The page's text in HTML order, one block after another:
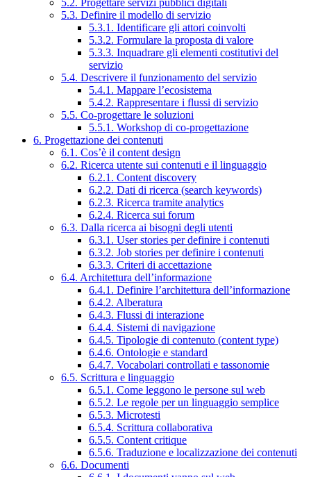
5.2. Progettare servizi pubblici digitali
5.3. Definire il modello di servizio
5.3.1. Identificare gli attori coinvolti
5.3.2. Formulare la proposta di valore
5.3.3. Inquadrare gli elementi costitutivi del
servizio
5.4. Descrivere il funzionamento del servizio
5.4.1. Mappare l’ecosistema
5.4.2. Rappresentare i flussi di servizio
5.5. Co-progettare le soluzioni
5.5.1. Workshop di co-progettazione
6. Progettazione dei contenuti
6.1. Cos’è il content design
6.2. Ricerca utente sui contenuti e il linguaggio
6.2.1. Content discovery
6.2.2. Dati di ricerca (search keywords)
6.2.3. Ricerca tramite analytics
6.2.4. Ricerca sui forum
6.3. Dalla ricerca ai bisogni degli utenti
6.3.1. User stories per definire i contenuti
6.3.2. Job stories per definire i contenuti
6.3.3. Criteri di accettazione
6.4. Architettura dell’informazione
6.4.1. Definire l’architettura dell’informazione
6.4.2. Alberatura
6.4.3. Flussi di interazione
6.4.4. Sistemi di navigazione
6.4.5. Tipologie di contenuto (content type)
6.4.6. Ontologie e standard
6.4.7. Vocabolari controllati e tassonomie
6.5. Scrittura e linguaggio
6.5.1. Come leggono le persone sul web
6.5.2. Le regole per un linguaggio semplice
6.5.3. Microtesti
6.5.4. Scrittura collaborativa
6.5.5. Content critique
6.5.6. Traduzione e localizzazione dei contenuti
6.6. Documenti